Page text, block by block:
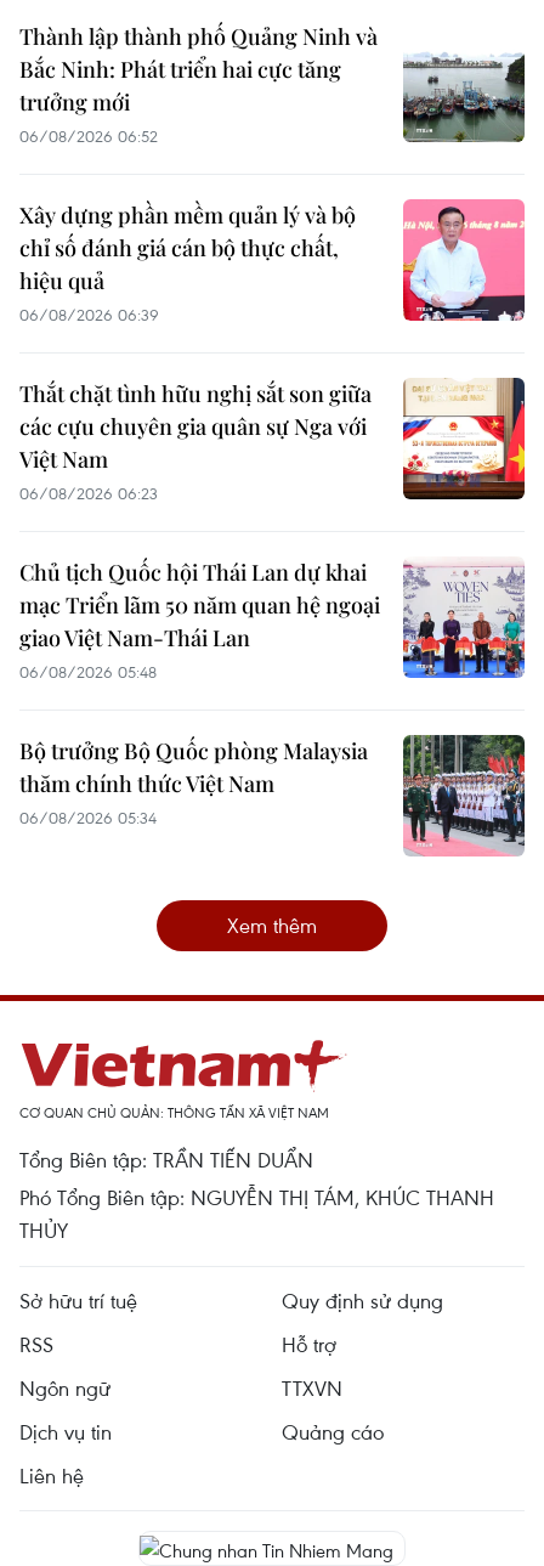
Thành lập thành phố Quảng Ninh và
Bắc Ninh: Phát triển hai cực tăng
trưởng mới
06/08/2026 06:52
Xây dựng phần mềm quản lý và bộ
chỉ số đánh giá cán bộ thực chất,
hiệu quả
06/08/2026 06:39
Thắt chặt tình hữu nghị sắt son giữa
các cựu chuyên gia quân sự Nga với
Việt Nam
06/08/2026 06:23
Chủ tịch Quốc hội Thái Lan dự khai
mạc Triển lãm 50 năm quan hệ ngoại
giao Việt Nam-Thái Lan
06/08/2026 05:48
Bộ trưởng Bộ Quốc phòng Malaysia
thăm chính thức Việt Nam
06/08/2026 05:34
Xem thêm
CƠ QUAN CHỦ QUẢN: THÔNG TẤN XÃ VIỆT NAM
Tổng Biên tập: TRẦN TIẾN DUẨN
Phó Tổng Biên tập: NGUYỄN THỊ TÁM, KHÚC THANH
THỦY
Sở hữu trí tuệ
Quy định sử dụng
RSS
Hỗ trợ
Ngôn ngữ
TTXVN
Dịch vụ tin
Quảng cáo
Liên hệ